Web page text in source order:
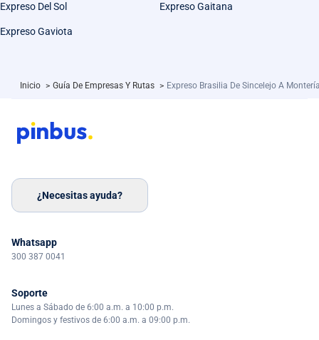
Expreso Del Sol Expreso Gaitana
Expreso Gaviota
Inicio > Guía De Empresas Y Rutas > Expreso Brasilia De Sincelejo A
¿Necesitas ayuda?
Whatsapp
300 387 0041
Soporte
Lunes a Sábado de 6:00 a.m. a 10:00 p.m.
Domingos y festivos de 6:00 a.m. a 09:00 p.m.